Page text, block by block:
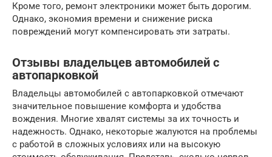
Кроме того, ремонт электроники может быть дорогим.
Однако, экономия времени и снижение риска
повреждений могут компенсировать эти затраты.
Отзывы владельцев автомобилей с
автопарковкой
Владельцы автомобилей с автопарковкой отмечают
значительное повышение комфорта и удобства
вождения. Многие хвалят системы за их точность и
надежность. Однако, некоторые жалуются на проблемы
с работой в сложных условиях или на высокую